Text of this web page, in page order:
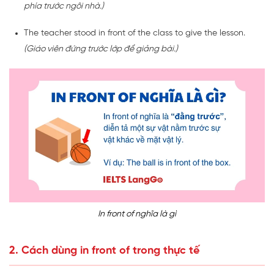
phía trước ngôi nhà.)
The teacher stood in front of the class to give the lesson.
(Giáo viên đứng trước lớp để giảng bài.)
In front of nghĩa là gì
2. Cách dùng in front of trong thực tế